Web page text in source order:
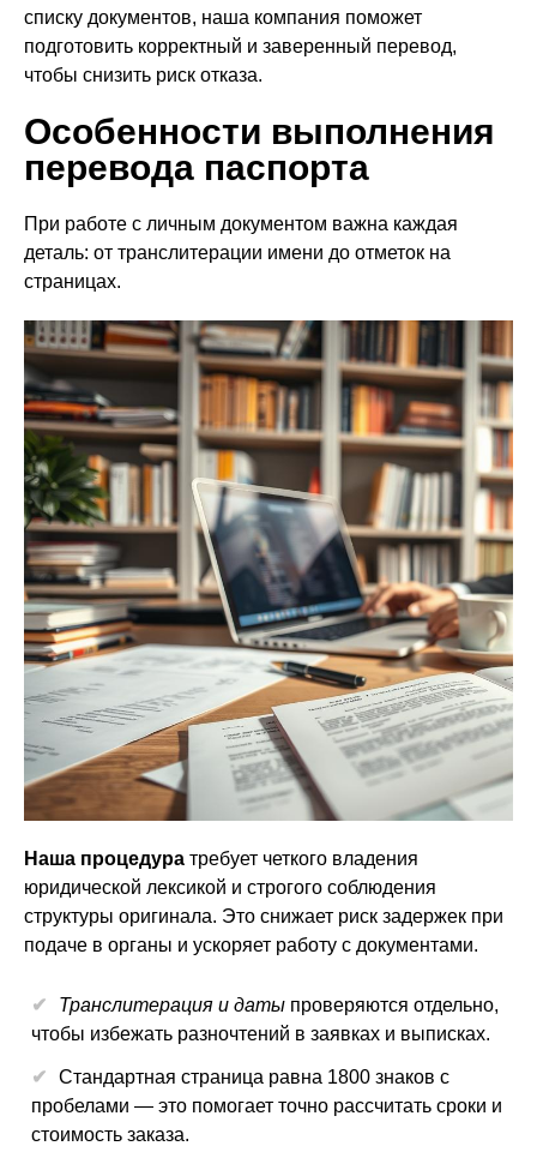
списку документов, наша компания поможет
подготовить корректный и заверенный перевод,
чтобы снизить риск отказа.
Особенности выполнения
перевода паспорта
При работе с личным документом важна каждая
деталь: от транслитерации имени до отметок на
страницах.
Наша процедура требует четкого владения
юридической лексикой и строгого соблюдения
структуры оригинала. Это снижает риск задержек при
подаче в органы и ускоряет работу с документами.
Транслитерация и даты проверяются отдельно,
чтобы избежать разночтений в заявках и выписках.
Стандартная страница равна 1800 знаков с
пробелами — это помогает точно рассчитать сроки и
стоимость заказа.